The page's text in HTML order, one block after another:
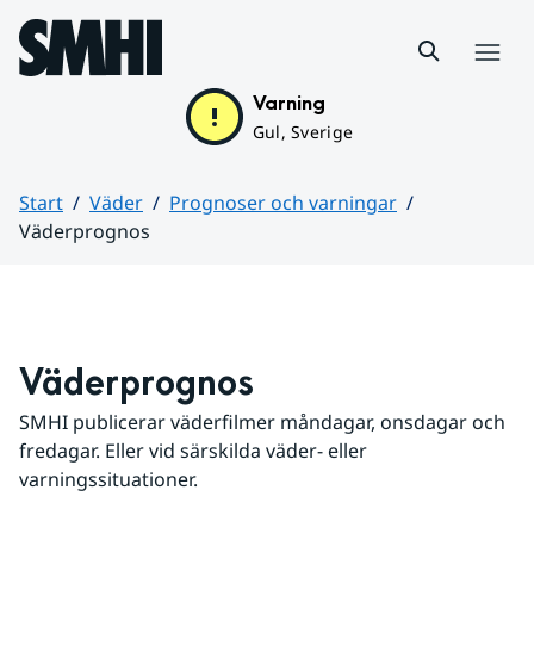
Hoppa till sidans innehåll
Varning
Gul, Sverige
Start Väder
Prognoser och varningar
Väderprognos
Väderprognos
SMHI publicerar väderfilmer måndagar, onsdagar och
fredagar. Eller vid särskilda väder- eller
varningssituationer.